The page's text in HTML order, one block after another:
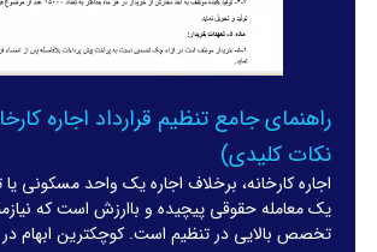
راهنمای جامع تنظیم قرارداد اجاره
نکات کلیدی)
اجاره کارخانه، برخلاف اجاره یک واحد مسکونی
یک معامله حقوقی پیچیده و باارزش است که
تخصص بالایی در تنظیم است. کوچکترین ابهام